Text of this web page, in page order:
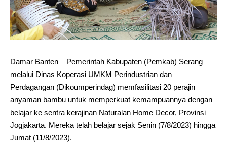
Damar Banten – Pemerintah Kabupaten (Pemkab) Serang
melalui Dinas Koperasi UMKM Perindustrian dan
Perdagangan (Dikoumperindag) memfasilitasi 20 perajin
anyaman bambu untuk memperkuat kemampuannya dengan
belajar ke sentra kerajinan Naturalan Home Decor, Provinsi
Jogjakarta. Mereka telah belajar sejak Senin (7/8/2023) hingga
Jumat (11/8/2023).